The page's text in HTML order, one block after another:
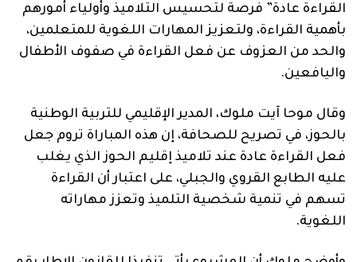
القراءة عادة” فرصة لتحسيس التلاميذ وأولياء أمورهم
بأهمية القراءة، ولتعزيز المهارات اللغوية للمتعلمين،
والحد من العزوف عن فعل القراءة في صفوف الأطفال
واليافعين.
وقال موحا آيت ملوك، المدير الإقليمي للتربية الوطنية
بالحوز، في تصريح للصحافة، إن هذه المباراة تروم جعل
فعل القراءة عادة عند تلاميذ إقليم الحوز الذي يغلب
عليه الطابع القروي والجبلي، على اعتبار أن القراءة
تسهم في تنمية شخصية التلميذ وتعزز مهاراته
اللغوية.